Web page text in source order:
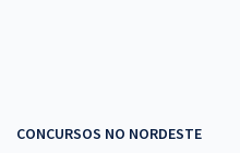
CONCURSOS NO NORDESTE